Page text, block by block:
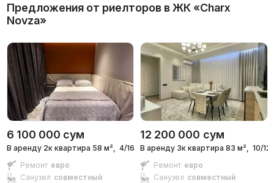
Предложения от риелторов в ЖК «Charx
Novza»
6 100 000 сум
В аренду 2к квартира 58 м², 4/16 эт.
Ремонт евро
Санузел совместный
12 200 000 сум
В аренду 3к квартира 83 м², 10/12
Ремонт евро
Санузел совместный